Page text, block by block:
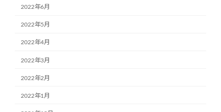
2022年6月
2022年5月
2022年4月
2022年3月
2022年2月
2022年1月